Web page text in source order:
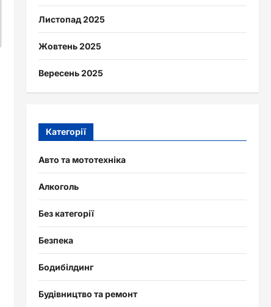
Листопад 2025
Жовтень 2025
Вересень 2025
Категорії
Авто та мототехніка
Алкоголь
Без категорії
Безпека
Бодибілдинг
Будівництво та ремонт